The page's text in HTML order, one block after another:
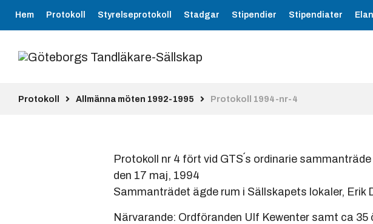
Hem Protokoll Styrelseprotokoll Stadgar Stipendier Stipendiater
Protokoll Allmänna möten 1992-1995 Protokoll 1994-nr-4
Protokoll nr 4 fört vid GTS´s ordinarie sammanträde
den 17 maj, 1994
Sammanträdet ägde rum i Sällskapets lokaler,
Närvarande: Ordföranden Ulf Kewenter samt ca